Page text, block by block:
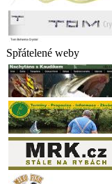
Spřátelené weby